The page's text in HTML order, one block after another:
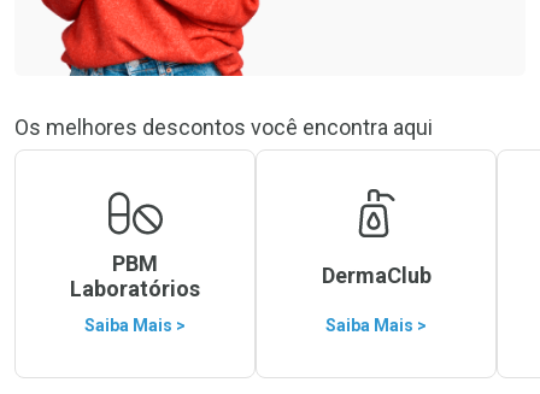
Os melhores descontos você encontra aqui
PBM
Laboratórios
Saiba Mais >
DermaClub
Saiba Mais >